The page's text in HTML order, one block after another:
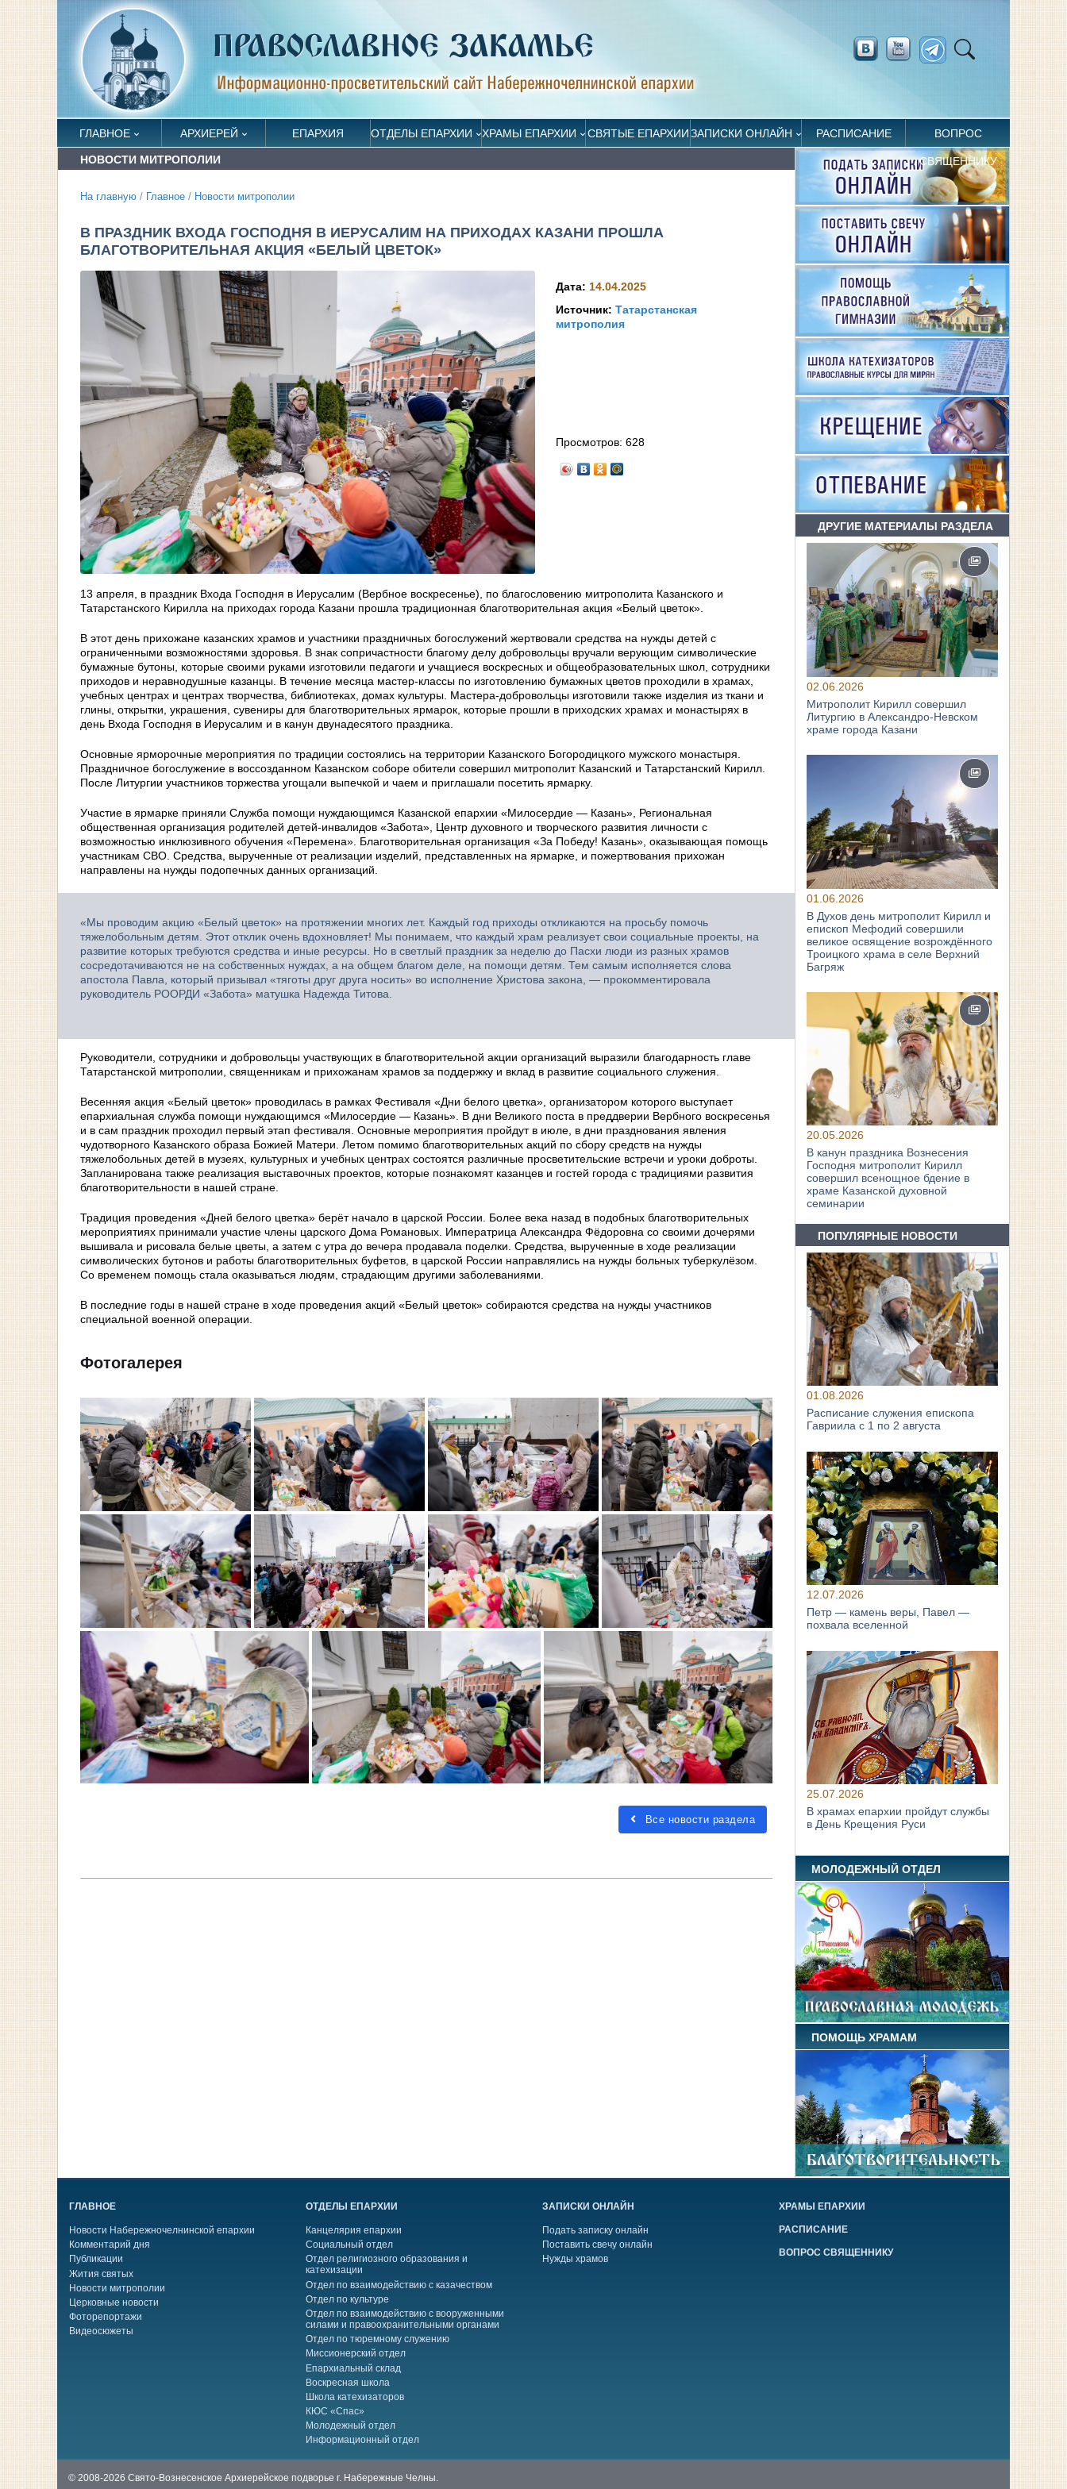
ГЛАВНОЕ АРХИЕРЕЙ ЕПАРХИЯ ОТДЕЛЫ ЕПАРХИИ ХРАМЫ ЕПАРХИИ СВЯТЫЕ ЕПАРХИИЗАПИСКИ ОНЛАЙН РАСПИСАНИЕ ВОПРОС
СВЯЩЕННИКУ
НОВОСТИ МИТРОПОЛИИ
На главную / Главное / Новости митрополии
В ПРАЗДНИК ВХОДА ГОСПОДНЯ В ИЕРУСАЛИМ НА ПРИХОДАХ КАЗАНИ ПРОШЛА
БЛАГОТВОРИТЕЛЬНАЯ АКЦИЯ «БЕЛЫЙ ЦВЕТОК»
Дата: 14.04.2025
Источник:Татарстанская
митрополия
Просмотров:628
13 апреля, в праздник Входа Господня в Иерусалим (Вербное воскресенье), по благословению митрополита Казанского и
Татарстанского Кирилла на приходах города Казани прошла традиционная благотворительная акция «Белый цветок».
В этот день прихожане казанских храмов и участники праздничных богослужений жертвовали средства на нужды детей с
ограниченными возможностями здоровья. В знак сопричастности благому делу добровольцы вручали верующим символические
бумажные бутоны, которые своими руками изготовили педагоги и учащиеся воскресных и общеобразовательных школ, сотрудники
приходов и неравнодушные казанцы. В течение месяца мастер-классы по изготовлению бумажных цветов проходили в храмах,
учебных центрах и центрах творчества, библиотеках, домах культуры. Мастера-добровольцы изготовили также изделия из ткани и
глины, открытки, украшения, сувениры для благотворительных ярмарок, которые прошли в приходских храмах и монастырях в
день Входа Господня в Иерусалим и в канун двунадесятого праздника.
Основные ярморочные мероприятия по традиции состоялись на территории Казанского Богородицкого мужского монастыря.
Праздничное богослужение в воссозданном Казанском соборе обители совершил митрополит Казанский и Татарстанский Кирилл.
После Литургии участников торжества угощали выпечкой и чаем и приглашали посетить ярмарку.
Участие в ярмарке приняли Служба помощи нуждающимся Казанской епархии «Милосердие — Казань», Региональная
общественная организация родителей детей-инвалидов «Забота», Центр духовного и творческого развития личности с
возможностью инклюзивного обучения «Перемена». Благотворительная организация «За Победу! Казань», оказывающая помощь
участникам СВО. Средства, вырученные от реализации изделий, представленных на ярмарке, и пожертвования прихожан
направлены на нужды подопечных данных организаций.
«Мы проводим акцию «Белый цветок» на протяжении многих лет. Каждый год приходы откликаются на просьбу помочь
тяжелобольным детям. Этот отклик очень вдохновляет! Мы понимаем, что каждый храм реализует свои социальные проекты, на
развитие которых требуются средства и иные ресурсы. Но в светлый праздник за неделю до Пасхи люди из разных храмов
сосредотачиваются не на собственных нуждах, а на общем благом деле, на помощи детям. Тем самым исполняется слова
апостола Павла, который призывал «тяготы друг друга носить» во исполнение Христова закона, — прокомментировала
руководитель РООРДИ «Забота» матушка Надежда Титова.
Руководители, сотрудники и добровольцы участвующих в благотворительной акции организаций выразили благодарность главе
Татарстанской митрополии, священникам и прихожанам храмов за поддержку и вклад в развитие социального служения.
Весенняя акция «Белый цветок» проводилась в рамках Фестиваля «Дни белого цветка», организатором которого выступает
епархиальная служба помощи нуждающимся «Милосердие — Казань». В дни Великого поста в преддверии Вербного воскресенья
и в сам праздник проходил первый этап фестиваля. Основные мероприятия пройдут в июле, в дни празднования явления
чудотворного Казанского образа Божией Матери. Летом помимо благотворительных акций по сбору средств на нужды
тяжелобольных детей в музеях, культурных и учебных центрах состоятся различные просветительские встречи и уроки доброты.
Запланирована также реализация выставочных проектов, которые познакомят казанцев и гостей города с традициями развития
благотворительности в нашей стране.
Традиция проведения «Дней белого цветка» берёт начало в царской России. Более века назад в подобных благотворительных
мероприятиях принимали участие члены царского Дома Романовых. Императрица Александра Фёдоровна со своими дочерями
вышивала и рисовала белые цветы, а затем с утра до вечера продавала поделки. Средства, вырученные в ходе реализации
символических бутонов и работы благотворительных буфетов, в царской России направлялись на нужды больных туберкулёзом.
Со временем помощь стала оказываться людям, страдающим другими заболеваниями.
В последние годы в нашей стране в ходе проведения акций «Белый цветок» собираются средства на нужды участников
специальной военной операции.
Фотогалерея
Все новости раздела
ДРУГИЕ МАТЕРИАЛЫ РАЗДЕЛА
02.06.2026
Митрополит Кирилл совершил
Литургию в Александро-Невском
храме города Казани
01.06.2026
В Духов день митрополит Кирилл и
епископ Мефодий совершили
великое освящение возрождённого
Троицкого храма в селе Верхний
Багряж
20.05.2026
В канун праздника Вознесения
Господня митрополит Кирилл
совершил всенощное бдение в
храме Казанской духовной
семинарии
ПОПУЛЯРНЫЕ НОВОСТИ
01.08.2026
Расписание служения епископа
Гавриила с 1 по 2 августа
12.07.2026
Петр — камень веры, Павел —
похвала вселенной
25.07.2026
В храмах епархии пройдут службы
в День Крещения Руси
МОЛОДЕЖНЫЙ ОТДЕЛ
ПОМОЩЬ ХРАМАМ
ГЛАВНОЕ
Новости Набережночелнинской епархии
Комментарий дня
Публикации
Жития святых
Новости митрополии
Церковные новости
Фоторепортажи
Видеосюжеты
ОТДЕЛЫ ЕПАРХИИ
Канцелярия епархии
Социальный отдел
Отдел религиозного образования и
катехизации
Отдел по взаимодействию с казачеством
Отдел по культуре
Отдел по взаимодействию с вооруженными
силами и правоохранительными органами
Отдел по тюремному служению
Миссионерский отдел
Епархиальный склад
Воскресная школа
Школа катехизаторов
КЮС «Спас»
Молодежный отдел
Информационный отдел
ЗАПИСКИ ОНЛАЙН
Подать записку онлайн
Поставить свечу онлайн
Нужды храмов
ХРАМЫ ЕПАРХИИ
РАСПИСАНИЕ
ВОПРОС СВЯЩЕННИКУ
© 2008-2026 Свято-Вознесенское Архиерейское подворье г. Набережные Челны.